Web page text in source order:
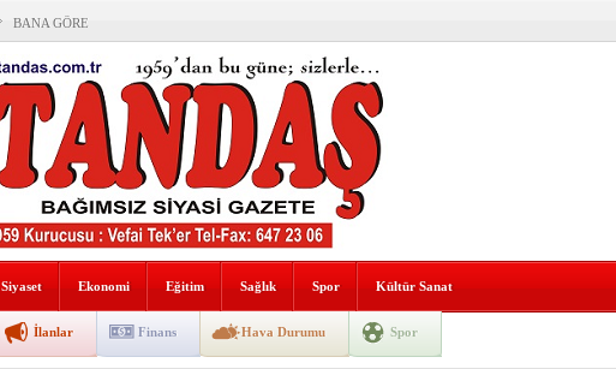
BANA GÖRE
Vezirköprü CHP’de istifa depremi yaşandı!
HAYATIN İÇİNDEN BESLENME
Kaybettiklerimiz
NÖBETÇİ ECZANELER
Okullarda yeni dönem: Yönetmelik kapsamlı şekilde
değişti
taşınıyor
Hafif ticari araç takla attı! 2’si Çocuk 5 Yaralı
Siyaset Ekonomi Eğitim Sağlık Spor Kültür Sanat
İlanlar Finans Hava Durumu Spor